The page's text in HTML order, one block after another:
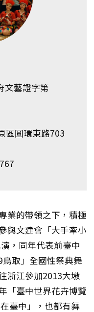
文藝證字第
區圓環東路703
業的帶領之下，積極
與文建會「大手牽小
，同年代表前臺中
取」全國性祭典舞
浙江參加2013大墩
「臺中世界花卉博覽
臺中」，也都有舞